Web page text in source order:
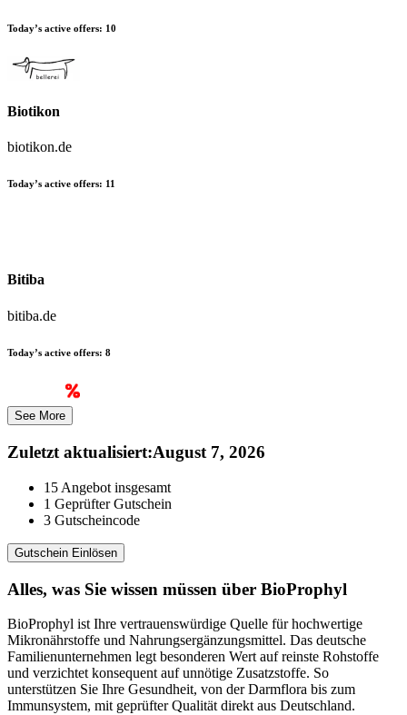
Today’s active offers: 10
Biotikon
biotikon.de
Today’s active offers: 11
Bitiba
bitiba.de
Today’s active offers: 8
See More
Zuletzt aktualisiert:August 7, 2026
15 Angebot insgesamt
1 Geprüfter Gutschein
3 Gutscheincode
Gutschein Einlösen
Alles, was Sie wissen müssen über BioProphyl
BioProphyl ist Ihre vertrauenswürdige Quelle für hochwertige
Mikronährstoffe und Nahrungsergänzungsmittel. Das deutsche
Familienunternehmen legt besonderen Wert auf reinste Rohstoffe
und verzichtet konsequent auf unnötige Zusatzstoffe. So
unterstützen Sie Ihre Gesundheit, von der Darmflora bis zum
Immunsystem, mit geprüfter Qualität direkt aus Deutschland.